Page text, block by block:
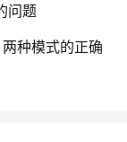
问题
种模式的正确